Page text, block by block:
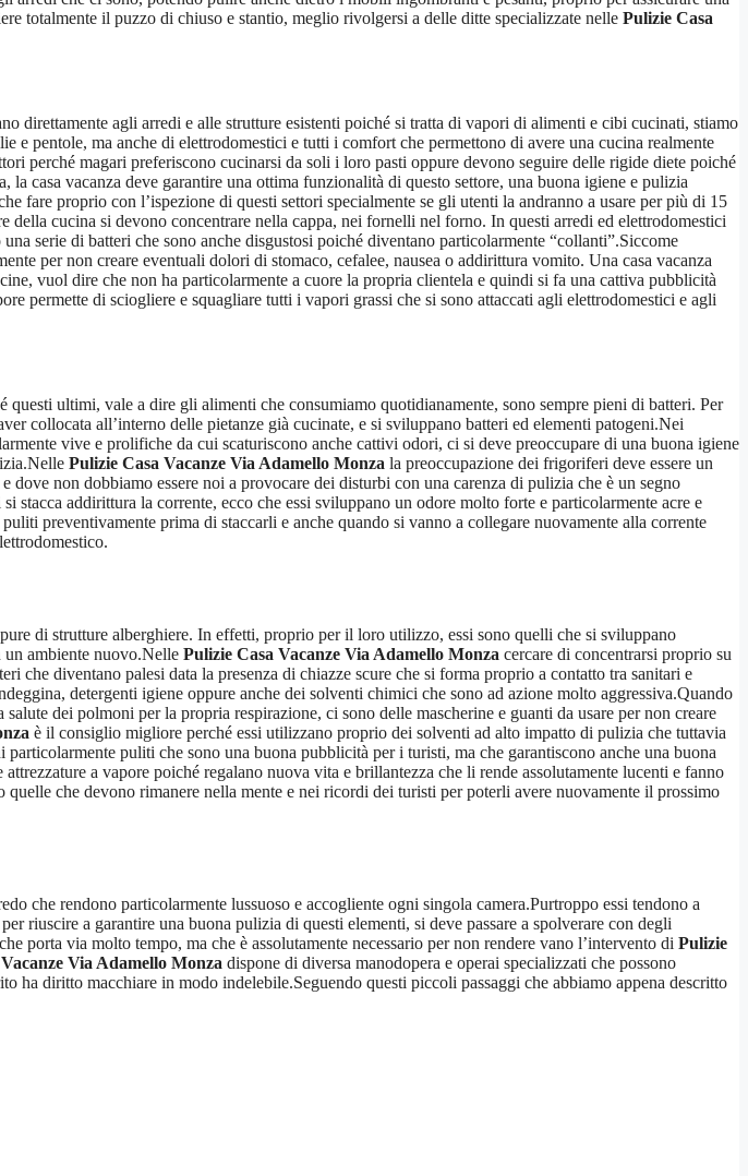
totalmente il puzzo di chiuso e stantio, meglio rivolgersi a delle ditte specializzate nelle Pulizie Casa
agli arredi e alle strutture esistenti poiché si tratta di vapori di alimenti e cibi cucinati, stiamo
e pentole, ma anche di elettrodomestici e tutti i comfort che permettono di avere una cucina realmente
perché magari preferiscono cucinarsi da soli i loro pasti oppure devono seguire delle rigide diete poiché
casa vacanza deve garantire una ottima funzionalità di questo settore, una buona igiene e pulizia
fare proprio con l’ispezione di questi settori specialmente se gli utenti la andranno a usare per più di 15
della cucina si devono concentrare nella cappa, nei fornelli nel forno. In questi arredi ed elettrodomestici
serie di batteri che sono anche disgustosi poiché diventano particolarmente “collanti”.Siccome
per non creare eventuali dolori di stomaco, cefalee, nausea o addirittura vomito. Una casa vacanza
vuol dire che non ha particolarmente a cuore la propria clientela e quindi si fa una cattiva pubblicità
permette di sciogliere e squagliare tutti i vapori grassi che si sono attaccati agli elettrodomestici e agli
ultimi, vale a dire gli alimenti che consumiamo quotidianamente, sono sempre pieni di batteri. Per
collocata all’interno delle pietanze già cucinate, e si sviluppano batteri ed elementi patogeni.Nei
vive e prolifiche da cui scaturiscono anche cattivi odori, ci si deve preoccupare di una buona igiene
Pulizie Casa Vacanze Via Adamello Monza la preoccupazione dei frigoriferi deve essere un
non dobbiamo essere noi a provocare dei disturbi con una carenza di pulizia che è un segno
addirittura la corrente, ecco che essi sviluppano un odore molto forte e particolarmente acre e
preventivamente prima di staccarli e anche quando si vanno a collegare nuovamente alla corrente
di strutture alberghiere. In effetti, proprio per il loro utilizzo, essi sono quelli che si sviluppano
un ambiente nuovo.Nelle Pulizie Casa Vacanze Via Adamello Monza cercare di concentrarsi proprio su
che diventano palesi data la presenza di chiazze scure che si forma proprio a contatto tra sanitari e
detergenti igiene oppure anche dei solventi chimici che sono ad azione molto aggressiva.Quando
dei polmoni per la propria respirazione, ci sono delle mascherine e guanti da usare per non creare
è il consiglio migliore perché essi utilizzano proprio dei solventi ad alto impatto di pulizia che tuttavia
puliti che sono una buona pubblicità per i turisti, ma che garantiscono anche una buona
a vapore poiché regalano nuova vita e brillantezza che li rende assolutamente lucenti e fanno
che devono rimanere nella mente e nei ricordi dei turisti per poterli avere nuovamente il prossimo
che rendono particolarmente lussuoso e accogliente ogni singola camera.Purtroppo essi tendono a
riuscire a garantire una buona pulizia di questi elementi, si deve passare a spolverare con degli
porta via molto tempo, ma che è assolutamente necessario per non rendere vano l’intervento di Pulizie
Via Adamello Monza dispone di diversa manodopera e operai specializzati che possono
ha diritto macchiare in modo indelebile.Seguendo questi piccoli passaggi che abbiamo appena descritto